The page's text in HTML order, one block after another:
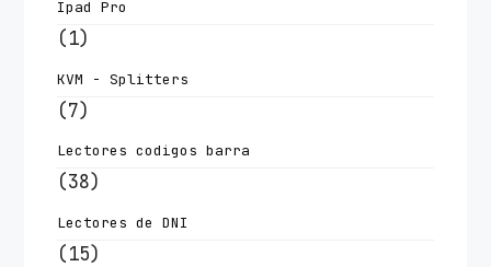
Ipad Pro
(1)
KVM - Splitters
(7)
Lectores codigos barra
(38)
Lectores de DNI
(15)